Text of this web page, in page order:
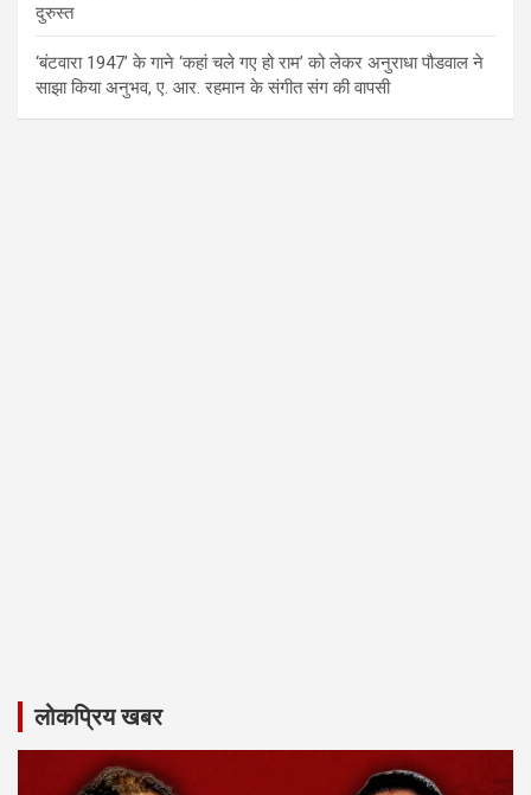
दुरुस्त
‘बंटवारा 1947’ के गाने ‘कहां चले गए हो राम’ को लेकर अनुराधा पौडवाल ने
साझा किया अनुभव, ए. आर. रहमान के संगीत संग की वापसी
लोकप्रिय खबर